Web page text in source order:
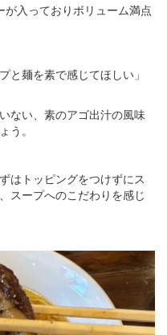
が入っておりボリューム満点
と麺を素で感じてほしい」
ない、素のアゴ出汁の風味
う。
はトッピングをつけずにス
スープへのこだわりを感じ